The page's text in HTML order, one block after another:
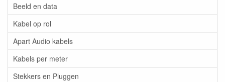
Beeld en data
Kabel op rol
Apart Audio kabels
Kabels per meter
Stekkers en Pluggen